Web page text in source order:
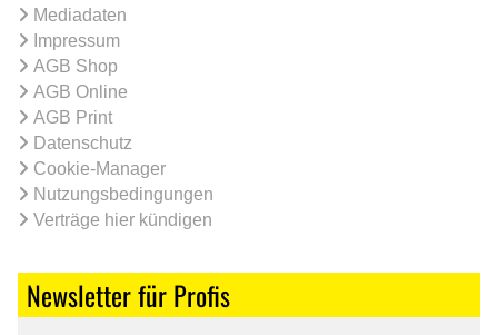
Mediadaten
Impressum
AGB Shop
AGB Online
AGB Print
Datenschutz
Cookie-Manager
Nutzungsbedingungen
Verträge hier kündigen
Newsletter für Profis